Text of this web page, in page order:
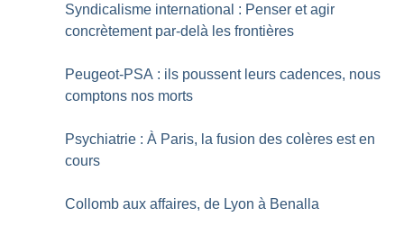
Syndicalisme international : Penser et agir
concrètement par-delà les frontières
Peugeot-PSA : ils poussent leurs cadences, nous
comptons nos morts
Psychiatrie : À Paris, la fusion des colères est en
cours
Collomb aux affaires, de Lyon à Benalla